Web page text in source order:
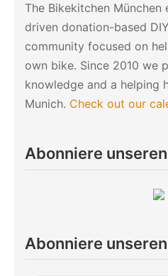
The Bikekitchen München
driven donation-based
community focused on
own bike. Since 2010 we
knowledge and a helping
Munich. Check out our
Abonniere
Abonniere